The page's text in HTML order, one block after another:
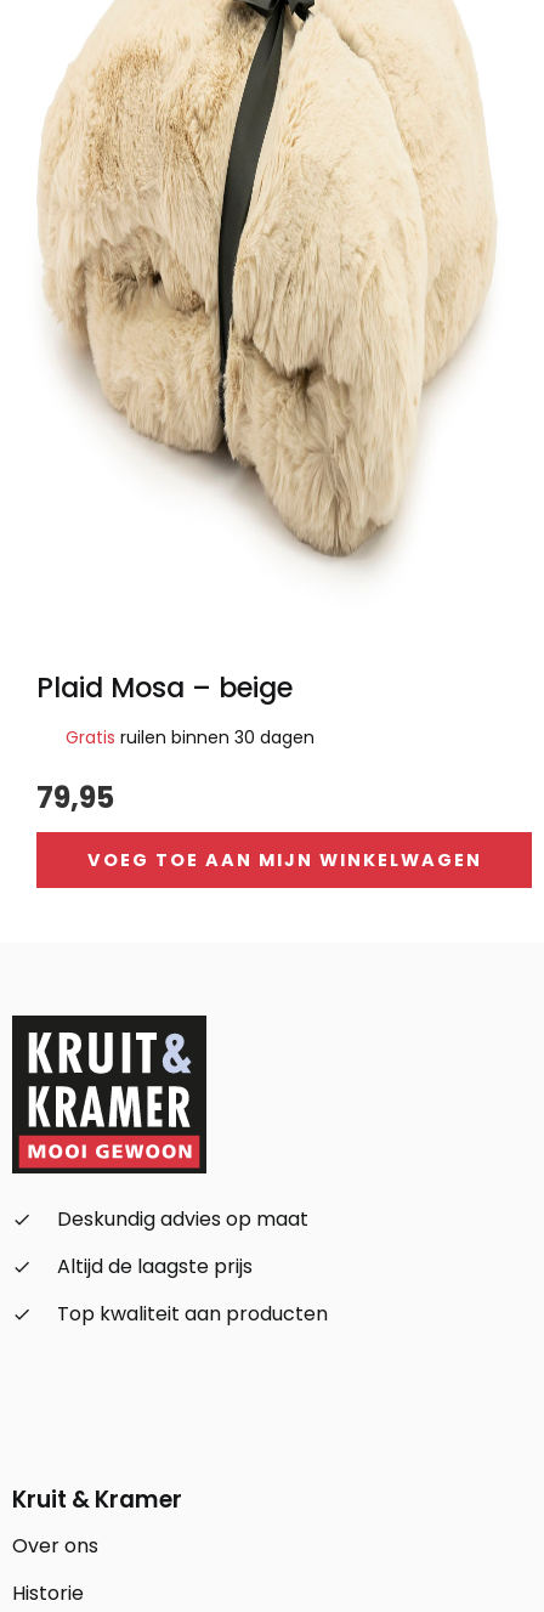
Plaid Mosa – beige
Gratis ruilen binnen 30 dagen
79,95
VOEG TOE AAN MIJN WINKELWAGEN
check_small
Deskundig advies op maat
check_small
Altijd de laagste prijs
check_small
Top kwaliteit aan producten
Kruit & Kramer
Over ons
Historie